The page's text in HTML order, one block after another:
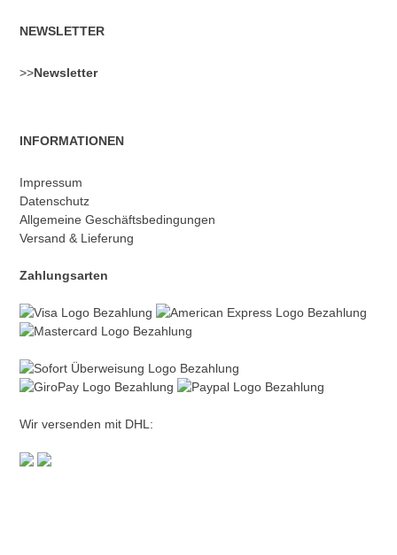
NEWSLETTER
>>Newsletter
INFORMATIONEN
Impressum
Datenschutz
Allgemeine Geschäftsbedingungen
Versand & Lieferung
Zahlungsarten
Wir versenden mit DHL: